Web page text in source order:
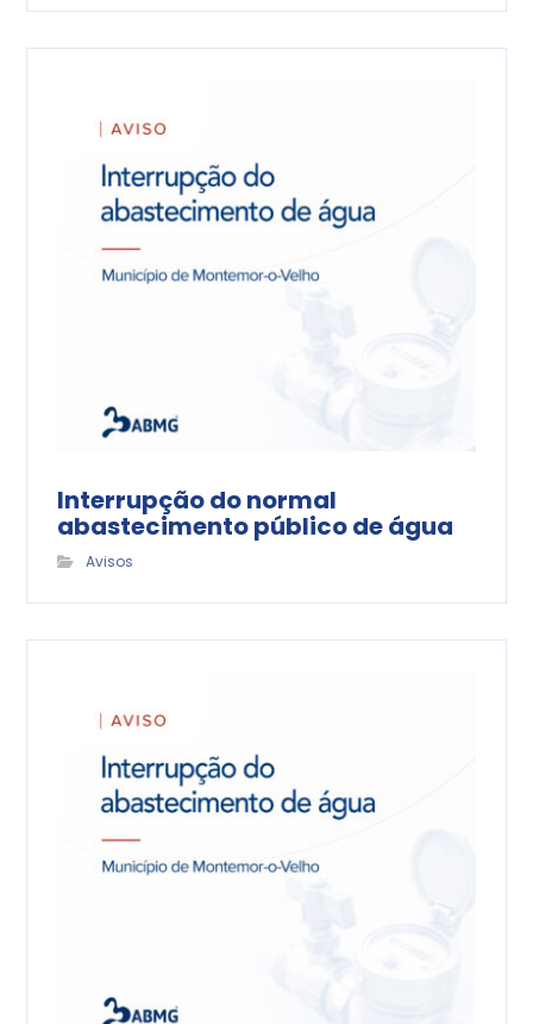
Interrupção do normal
abastecimento público de água
Avisos